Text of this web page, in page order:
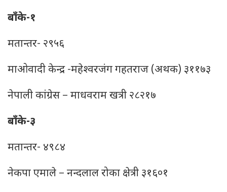
बाँके-१
मतान्तर- २९५६
माओवादी केन्द्र -महेश्‍वरजंग गहतराज (अथक) ३११७३
नेपाली कांग्रेस – माधवराम खत्री २८२१७
बाँके-३
मतान्तर- ४९८४
नेकपा एमाले – नन्दलाल रोका क्षेत्री ३१६०१